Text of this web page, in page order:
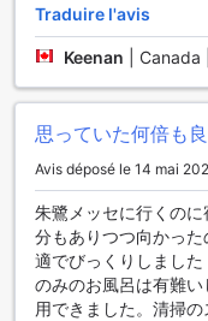
Traduire l'avis
Keenan Canada
思っていた何倍も良
Avis déposé le 14 mai
朱鷺メッセに行くの
分もありつつ向かっ
適でびっくりしまし
のみのお風呂は有難
用できました。清掃